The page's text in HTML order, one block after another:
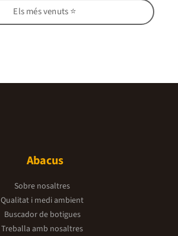
Els més venuts ⭐
Abacus
Sobre nosaltres
Qualitat i medi ambient
Buscador de botigues
Treballa amb nosaltres